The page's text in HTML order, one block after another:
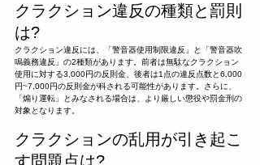
クラクション違反の種類と罰則
は?
クラクション違反には、「警音器使用制限違反」と「警音器吹
鳴義務違反」の2種類があります。前者は無駄なクラクション
使用に対する3,000円の反則金、後者は1点の違反点数と6,000
円~7,000円の反則金が科される可能性があります。さらに、
「煽り運転」とみなされる場合は、より厳しい懲役や罰金刑の
対象となります。
クラクションの乱用が引き起こ
す問題点は?